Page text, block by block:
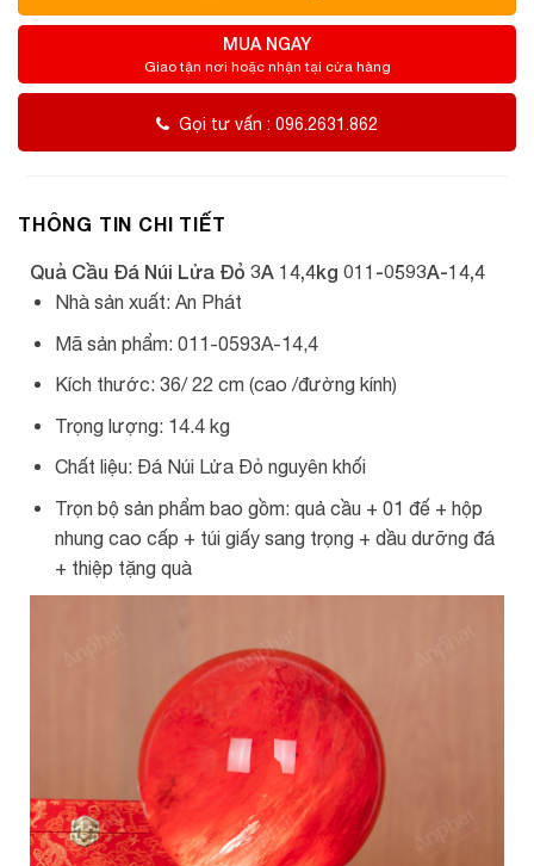
MUA NGAY
Giao tận nơi hoặc nhận tại cửa hàng
Gọi tư vấn : 096.2631.862
THÔNG TIN CHI TIẾT
Quả Cầu Đá Núi Lửa Đỏ 3A 14,4kg 011-0593A-14,4
Nhà sản xuất: An Phát
Mã sản phẩm: 011-0593A-14,4
Kích thước: 36/ 22 cm (cao /đường kính)
Trọng lượng: 14.4 kg
Chất liệu: Đá Núi Lửa Đỏ nguyên khối
Trọn bộ sản phẩm bao gồm: quả cầu + 01 đế + hộp
nhung cao cấp + túi giấy sang trọng + dầu dưỡng đá
+ thiệp tặng quà